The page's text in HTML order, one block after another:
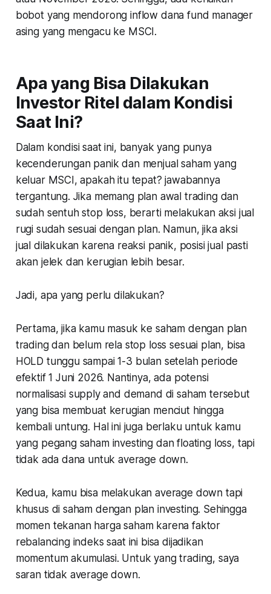
bobot yang mendoronginflow danafund manager
asing yang mengacu ke MSCI.
Apa yang Bisa Dilakukan
Investor Ritel dalam Kondisi
Saat Ini?
Dalam kondisi saat ini, banyak yang punya
kecenderungan panik dan menjual saham yang
keluar MSCI, apakah itu tepat? jawabannya
tergantung. Jika memang plan awal trading dan
sudah sentuh stop loss, berarti melakukan aksi jual
rugi sudah sesuai dengan plan. Namun, jika aksi
jual dilakukan karena reaksi panik, posisi jual pasti
akan jelek dan kerugian lebih besar.
Jadi, apa yang perlu dilakukan?
Pertama, jika kamu masuk ke saham dengan plan
trading dan belum rela stop loss sesuai plan, bisa
HOLD tunggu sampai 1-3 bulan setelah periode
efektif 1 Juni 2026. Nantinya, ada potensi
normalisasi supply and demand di saham tersebut
yang bisa membuat kerugian menciut hingga
kembali untung. Hal ini juga berlaku untuk kamu
yang pegang saham investing danfloating loss, tapi
tidak ada dana untukaverage down.
Kedua, kamu bisa melakukanaverage down tapi
khusus di saham dengan plan investing. Sehingga
momen tekanan harga saham karena faktor
rebalancing indeks saat ini bisa dijadikan
momentum akumulasi. Untuk yang trading, saya
saran tidak average down.